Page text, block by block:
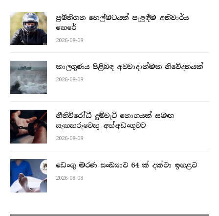
ප්‍රමිතිගත හෙල්මටයක් පැළඳීම අනිවාර්ය
කෙරේ
2026-08-08
කාලගුණය පිළිබඳ අවවාදාත්මක නිවේදනයක්
2026-08-08
නීතිවිරෝධී දුම්වැටි තොගයක් සමඟ
සැකකරුවෙකු අත්අඩංගුවට
2026-08-08
ඩෙංගු මරණ සංඛ්‍යාව 64 ක් දක්වා ඉහළට
2026-08-08